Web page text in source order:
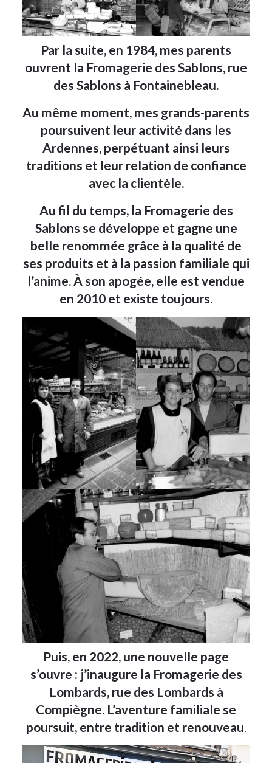
Par la suite, en 1984, mes parents
ouvrent la Fromagerie des Sablons, rue
des Sablons à Fontainebleau.
Au même moment, mes grands-parents
poursuivent leur activité dans les
Ardennes, perpétuant ainsi leurs
traditions et leur relation de confiance
avec la clientèle.
Au fil du temps, la Fromagerie des
Sablons se développe et gagne une
belle renommée grâce à la qualité de
ses produits et à la passion familiale qui
l’anime. À son apogée, elle est vendue
en 2010 et existe toujours.
Puis, en 2022, une nouvelle page
s’ouvre : j’inaugure la Fromagerie des
Lombards, rue des Lombards à
Compiègne. L’aventure familiale se
poursuit, entre tradition et renouveau.